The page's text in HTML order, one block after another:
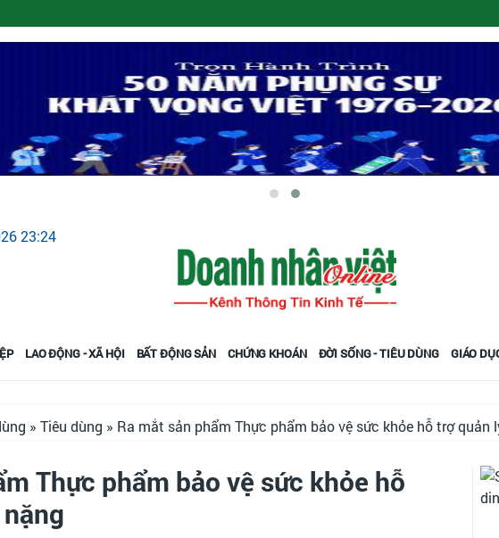
23:24
LAO ĐỘNG - XÃ HỘI BẤT ĐỘNG SẢN CHỨNG KHOÁN ĐỜI SỐNG - TIÊU DÙNG GIÁO
» Tiêu dùng » Ra mắt sản phẩm Thực phẩm bảo vệ sức khỏe hỗ trợ quản
Thực phẩm bảo vệ sức khỏe hỗ